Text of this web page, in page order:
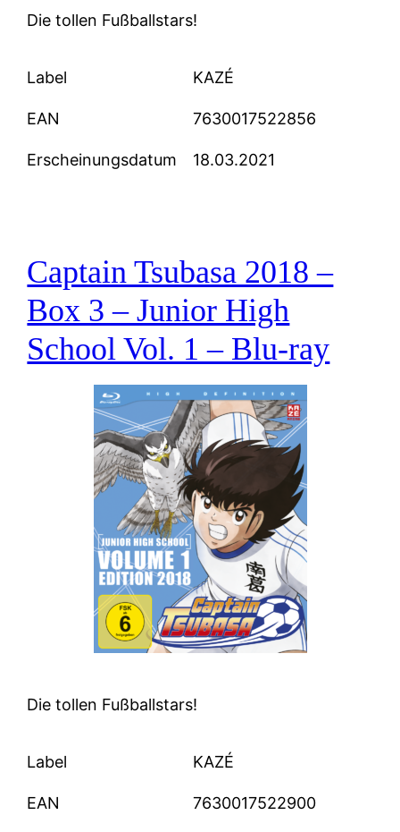
Die tollen Fußballstars!
Label KAZÉ
EAN 7630017522856
Erscheinungsdatum 18.03.2021
Captain Tsubasa 2018 –
Box 3 – Junior High
School Vol. 1 – Blu-ray
Die tollen Fußballstars!
Label KAZÉ
EAN 7630017522900